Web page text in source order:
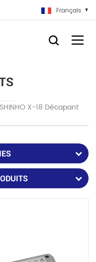
Français
SHINHO X-18 Décapant